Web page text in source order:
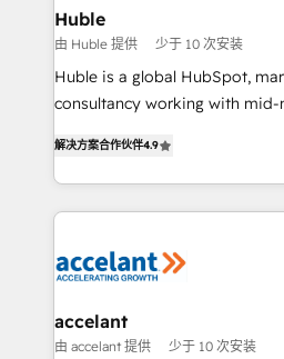
Integration templates that put
of your tech stack, syncing... 🛍️ Shopify or
WooCommerce 💲 Stripe or
Netsuite 🤖 Google or
the rare Advanced "Custom
Accreditation, securely sync data
new HubSpot portal with
CRM Migrations using our in-
Huble
由 Huble 提供 少于 10 次安装
Huble is a global HubSpot,
consultancy working with mid-
the strategy, processes, and
HubSpot into a genuine growth
HubSpot's Global Partner of
worldwide, and with over 15
One company, one operating
across offices and consulting
解决方案合作伙伴4.9
accelant
由 accelant 提供 少于 10 次安装